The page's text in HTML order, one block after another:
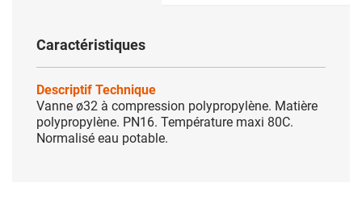
Caractéristiques
Descriptif Technique
Vanne ø32 à compression polypropylène. Matière
polypropylène. PN16. Température maxi 80C.
Normalisé eau potable.